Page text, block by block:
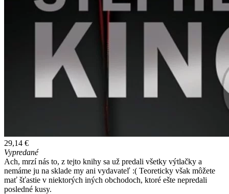
29,14 €
Vypredané
Ach, mrzí nás to, z tejto knihy sa už predali všetky výtlačky a
nemáme ju na sklade my ani vydavateľ :( Teoreticky však môžete
mať šťastie v niektorých iných obchodoch, ktoré ešte nepredali
posledné kusy.